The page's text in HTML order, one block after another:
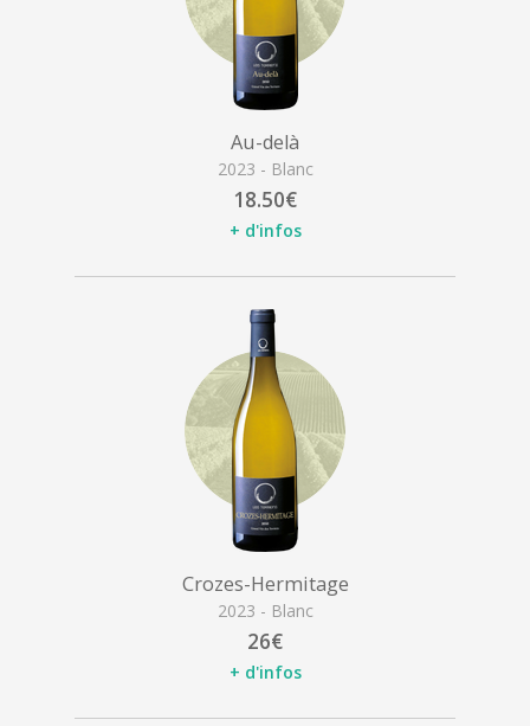
Au-delà
2023 - Blanc
18.50€
+ d'infos
Crozes-Hermitage
2023 - Blanc
26€
+ d'infos